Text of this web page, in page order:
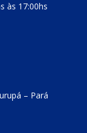
às 17:00hs
– Pará